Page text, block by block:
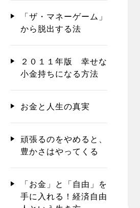
「ザ・マネーゲーム」
から脱出する法
２０１１年版 幸せな
小金持ちになる方法
お金と人生の真実
頑張るのをやめると、
豊かさはやってくる
「お金」と「自由」を
手に入れる！経済自由